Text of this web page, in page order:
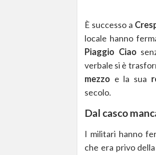
È successo a
locale hanno
Piaggio Ciao
verbale si è
mezzo e la sua
secolo.
Dal casco
I militari hanno
che era privo